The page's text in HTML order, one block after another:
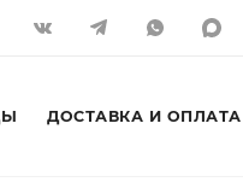
ДОСТАВКА И ОПЛАТА